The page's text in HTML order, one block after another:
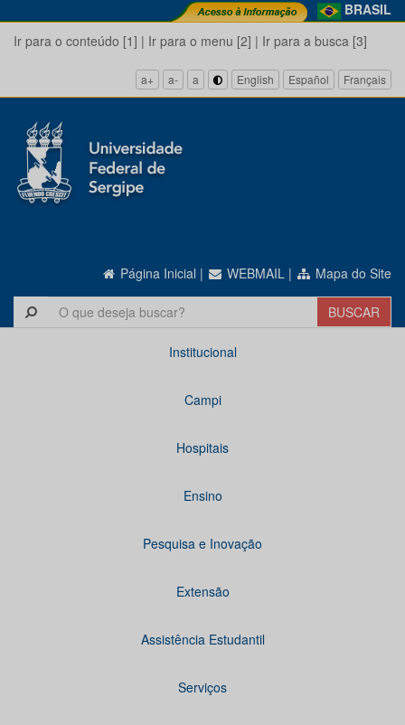
BRASIL
Ir para o conteúdo [1] | Ir para o menu [2] | Ir para a busca [3]
a+ a- a English Español Français
Página Inicial | WEBMAIL | Mapa do Site
Institucional
Campi
Hospitais
Ensino
Pesquisa e Inovação
Extensão
Assistência Estudantil
Serviços